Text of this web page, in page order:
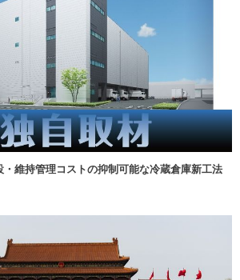
・維持管理コストの抑制可能な冷蔵倉庫新工法